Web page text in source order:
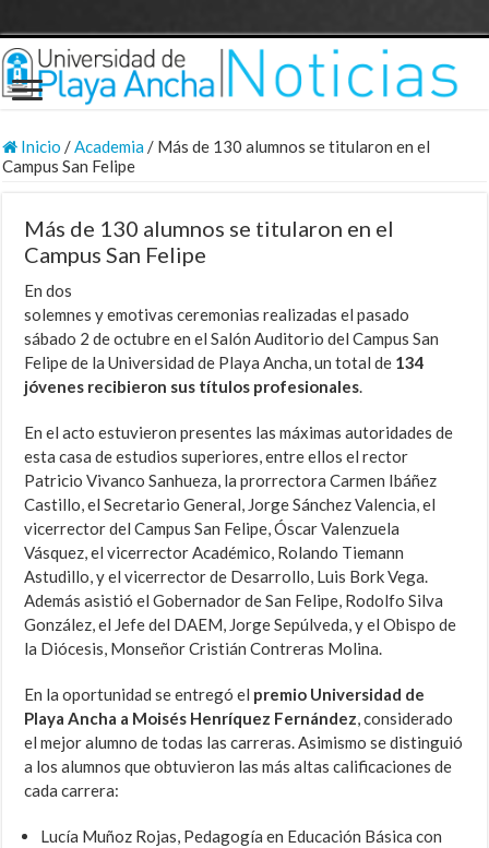
Inicio /Academia/ Más de 130 alumnos se titularon en el
Campus San Felipe
Más de 130 alumnos se titularon en el
Campus San Felipe
En dos
solemnes y emotivas ceremonias realizadas el pasado
sábado 2 de octubre en el Salón Auditorio del Campus San
Felipe de la Universidad de Playa Ancha, un total de 134
jóvenes recibieron sus títulos profesionales.
En el acto estuvieron presentes las máximas autoridades de
esta casa de estudios superiores, entre ellos el rector
Patricio Vivanco Sanhueza, la prorrectora Carmen Ibáñez
Castillo, el Secretario General, Jorge Sánchez Valencia, el
vicerrector del Campus San Felipe, Óscar Valenzuela
Vásquez, el vicerrector Académico, Rolando Tiemann
Astudillo, y el vicerrector de Desarrollo, Luis Bork Vega.
Además asistió el Gobernador de San Felipe, Rodolfo Silva
González, el Jefe del DAEM, Jorge Sepúlveda, y el Obispo de
la Diócesis, Monseñor Cristián Contreras Molina.
En la oportunidad se entregó el premio Universidad de
Playa Ancha a Moisés Henríquez Fernández, considerado
el mejor alumno de todas las carreras. Asimismo se distinguió
a los alumnos que obtuvieron las más altas calificaciones de
cada carrera:
Lucía Muñoz Rojas, Pedagogía en Educación Básica con